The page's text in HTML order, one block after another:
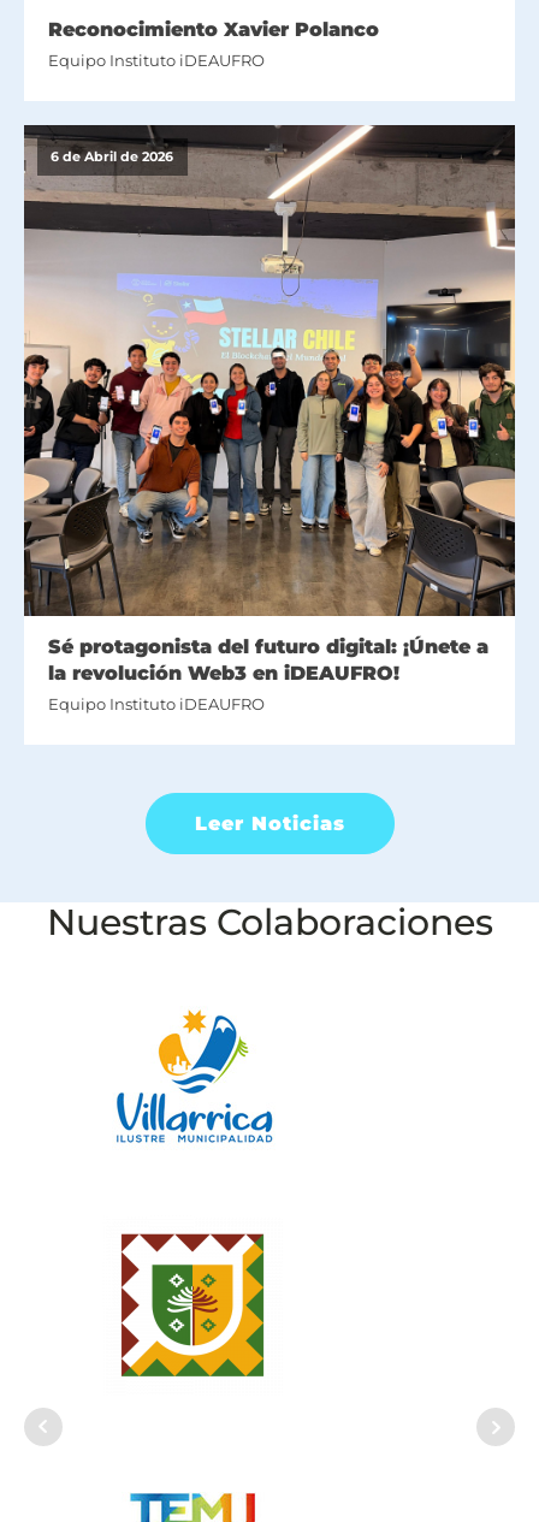
Reconocimiento Xavier Polanco
Equipo Instituto iDEAUFRO
6 de Abril de 2026
Sé protagonista del futuro digital: ¡Únete a
la revolución Web3 en iDEAUFRO!
Equipo Instituto iDEAUFRO
Leer Noticias
Nuestras Colaboraciones